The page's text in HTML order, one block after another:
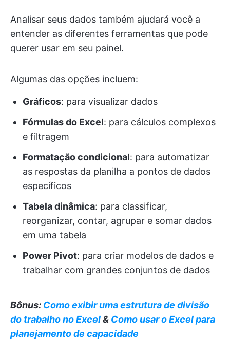
Analisar seus dados também ajudará você a
entender as diferentes ferramentas que pode
querer usar em seu painel.
Algumas das opções incluem:
Gráficos: para visualizar dados
Fórmulas do Excel: para cálculos complexos
e filtragem
Formatação condicional: para automatizar
as respostas da planilha a pontos de dados
específicos
Tabela dinâmica: para classificar,
reorganizar, contar, agrupar e somar dados
em uma tabela
Power Pivot: para criar modelos de dados e
trabalhar com grandes conjuntos de dados
Bônus: Como exibir uma estrutura de divisão
do trabalho no Excel& Como usar o Excel para
planejamento de capacidade